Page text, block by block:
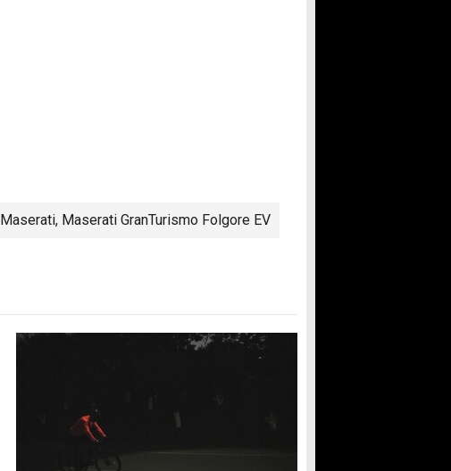
Maserati, Maserati GranTurismo Folgore EV